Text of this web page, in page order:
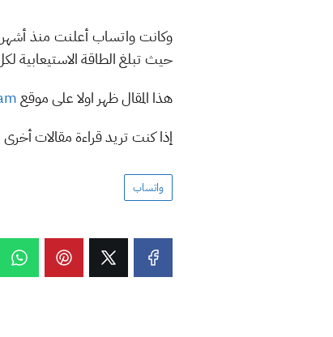
حيث تبلغ الطاقة الاستيعابية لكل
هذا المقال ظهر اولا على موقع
إذا كنت تريد قراءة مقالات
واتساب